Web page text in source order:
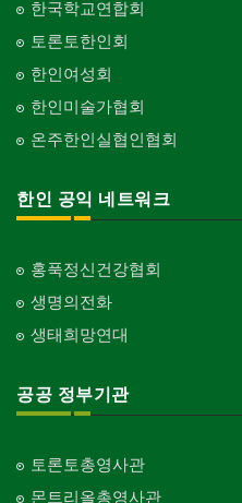
한국학교연합회
토론토한인회
한인여성회
한인미술가협회
온주한인실협인협회
한인 공익 네트워크
홍푹정신건강협회
생명의전화
생태희망연대
공공 정부기관
토론토총영사관
몬트리올총영사관